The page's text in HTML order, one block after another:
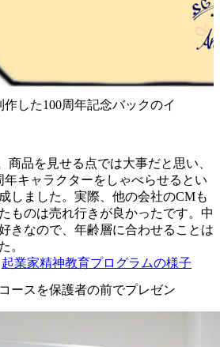
した100周年記念バックのイ
商品を見せる点では大事だと思い、
年キャラクターをしゃべらせるとい
しました。実際、他の会社のCMも
ものは売れ行きが良かったです。中
きなので、年齢層に合わせることは
。
起業家精神教育プログラムの様子
ースを保護者の前でプレゼン